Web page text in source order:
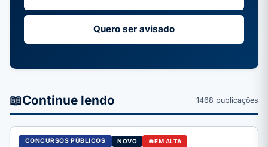
Quero ser avisado
📖Continue lendo 1468 publicações
CONCURSOS PÚBLICOS NOVO EM ALTA